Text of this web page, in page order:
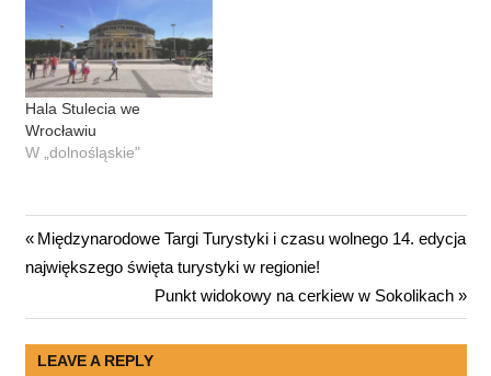
Hala Stulecia we
Wrocławiu
W „dolnośląskie"
Nawigacja
wpisu
Previous
Post:
Międzynarodowe Targi Turystyki i czasu wolnego 14. edycja
największego święta turystyki w regionie!
Next
Post:
Punkt widokowy na cerkiew w Sokolikach
LEAVE A REPLY